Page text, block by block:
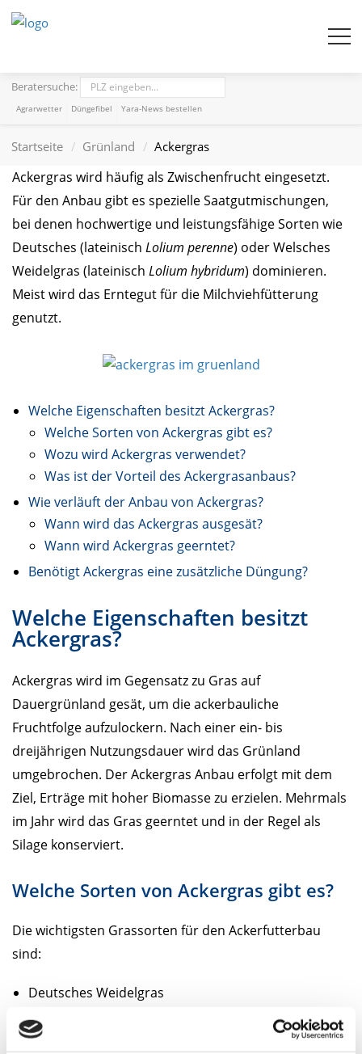
Beratersuche:
Agrarwetter Düngefibel Yara-News bestellen
Startseite Grünland Ackergras
Ackergras wird häufig als Zwischenfrucht eingesetzt.
Für den Anbau gibt es spezielle Saatgutmischungen,
bei denen hochwertige und leistungsfähige Sorten wie
Deutsches (lateinisch Lolium perenne) oder Welsches
Weidelgras (lateinisch Lolium hybridum) dominieren.
Meist wird das Erntegut für die Milchviehfütterung
genutzt.
Welche Eigenschaften besitzt Ackergras?
Welche Sorten von Ackergras gibt es?
Wozu wird Ackergras verwendet?
Was ist der Vorteil des Ackergrasanbaus?
Wie verläuft der Anbau von Ackergras?
Wann wird das Ackergras ausgesät?
Wann wird Ackergras geerntet?
Benötigt Ackergras eine zusätzliche Düngung?
Welche Eigenschaften besitzt
Ackergras?
Ackergras wird im Gegensatz zu Gras auf
Dauergrünland gesät, um die ackerbauliche
Fruchtfolge aufzulockern. Nach einer ein- bis
dreijährigen Nutzungsdauer wird das Grünland
umgebrochen. Der Ackergras Anbau erfolgt mit dem
Ziel, Erträge mit hoher Biomasse zu erzielen. Mehrmals
im Jahr wird das Gras geerntet und in der Regel als
Silage konserviert.
Welche Sorten von Ackergras gibt es?
Die wichtigsten Grassorten für den Ackerfutterbau
sind:
Deutsches Weidelgras
Einjähriges Weidelgras
Welsches Weidelgras